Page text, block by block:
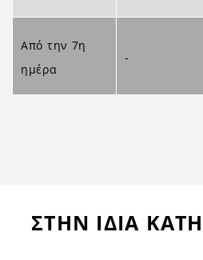
Από την 7η
ημέρα
-
ΣΤΗΝ ΙΔΙΑ